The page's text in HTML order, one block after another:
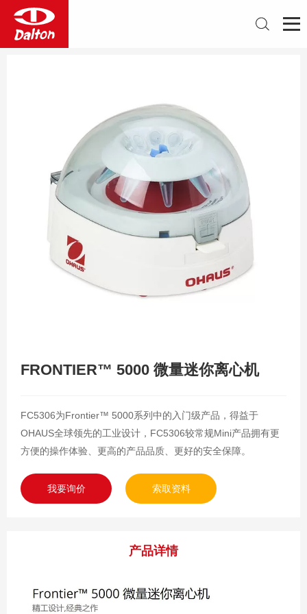
FRONTIER™ 5000 微量迷你离心机
FC5306为Frontier™ 5000系列中的入门级产品，得益于
OHAUS全球领先的工业设计，FC5306较常规Mini产品拥有更
方便的操作体验、更高的产品品质、更好的安全保障。
我要询价 索取资料
产品详情